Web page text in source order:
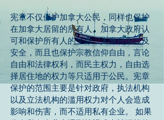
宪章不仅保护加拿大公民，同样也保护
在加拿大居留的所有人。加拿大政府认
可和保护所有人的生命，人身自由以及
安全，而且也保护宗教信仰自由，言论
自由和法律权利，而民主权力，自由选
择居住地的权力等只适用于公民。宪章
保护的范围主要是针对政府，执法机构
以及立法机构的滥用权力对个人会造成
影响和伤害，而不适用私有企业。 如果